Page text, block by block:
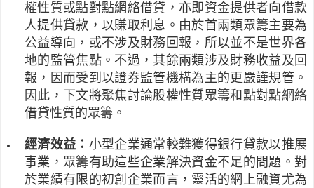
u
t
i
o
n
的
估
全
球
透
過
0
1
6
年
2
月
發
表
《
金
融
科
券
事
務
監
察
委
員
會
織
(
該
權性質或點對點網絡借貸，亦即資金提供者向借款
人提供貸款，以賺取利息。由於首兩類眾籌主要為
公益導向，或不涉及財務回報，所以並不是世界各
地的監管焦點。不過，其餘兩類涉及財務收益及回
報，因而受到以證券監管機構為主的更嚴謹規管。
因此，下文將聚焦討論股權性質眾籌和點對點網絡
借貸性質的眾籌。
經濟效益： 小型企業通常較難獲得銀行貸款以推展
事業，眾籌有助這些企業解決資金不足的問題。對
於業績有限的初創企業而言，靈活的網上融資尤為